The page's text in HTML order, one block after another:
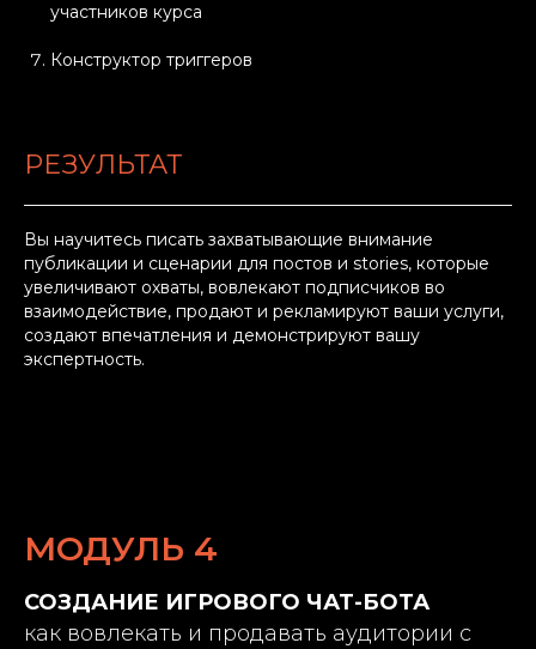
участников курса
Конструктор триггеров
РЕЗУЛЬТАТ
Вы научитесь писать захватывающие внимание
публикации и сценарии для постов и stories, которые
увеличивают охваты, вовлекают подписчиков во
взаимодействие, продают и рекламируют ваши услуги,
создают впечатления и демонстрируют вашу
экспертность.
МОДУЛЬ 4
СОЗДАНИЕ ИГРОВОГО ЧАТ-БОТА
как вовлекать и продавать аудитории с